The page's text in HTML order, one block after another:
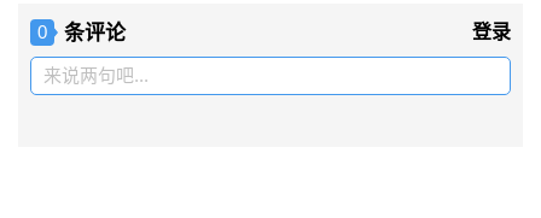
0 条评论 登录
来说两句吧...